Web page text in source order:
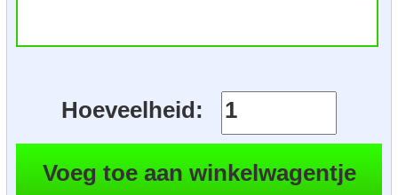
Hoeveelheid: